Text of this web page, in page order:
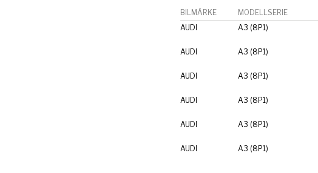
BILMÄRKE MODELLSERIE
AUDI
A3 (8P1)
AUDI
A3 (8P1)
AUDI
A3 (8P1)
AUDI
A3 (8P1)
AUDI
A3 (8P1)
AUDI
A3 (8P1)